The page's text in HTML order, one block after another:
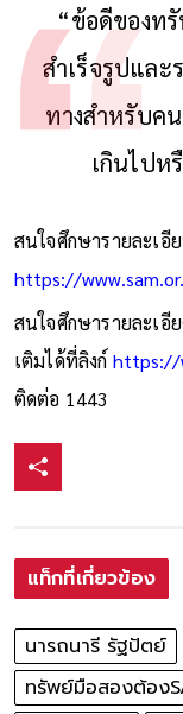
“ข้อดีของท
สำเร็จรูปและ
ทางสำหรับค
เกินไปห
สนใจศึกษารายละเอี
https://
สนใจศึกษารายละเอี
เติมได้ที่ลิงก์ https://
ติดต่อ 1443
แท็กที่เกี่ยวข้อง
นารถนารี รัฐปัตย์
ทรัพย์มือสองต้อง